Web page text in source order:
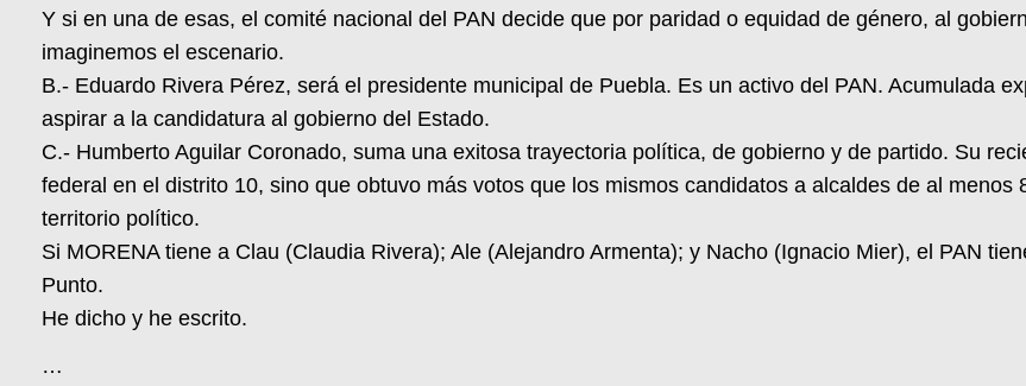
Y si en una de esas, el comité nacional del PAN decide que por paridad o equidad de género, al
imaginemos el escenario.
B.- Eduardo Rivera Pérez, será el presidente municipal de Puebla. Es un activo del PAN. Acumulada
aspirar a la candidatura al gobierno del Estado.
C.- Humberto Aguilar Coronado, suma una exitosa trayectoria política, de gobierno y de partido. Su
federal en el distrito 10, sino que obtuvo más votos que los mismos candidatos a alcaldes de al
territorio político.
Si MORENA tiene a Clau (Claudia Rivera); Ale (Alejandro Armenta); y Nacho (Ignacio Mier), el PAN
Punto.
He dicho y he escrito.
…